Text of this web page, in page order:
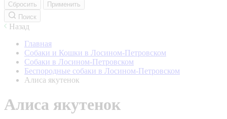
Сбросить
Применить
Поиск
Назад
Главная
Собаки и Кошки в Лосином-Петровском
Собаки в Лосином-Петровском
Беспородные собаки в Лосином-Петровском
Алиса якутенок
Алиса якутенок